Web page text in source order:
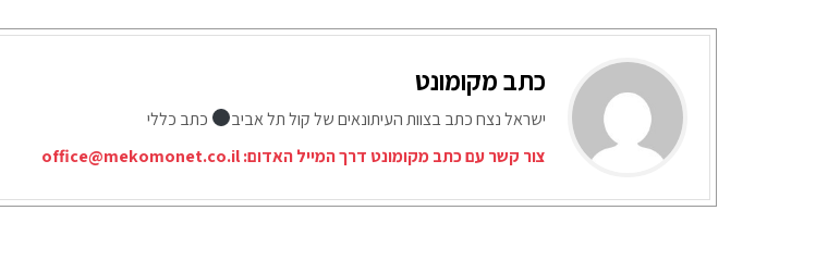
כתב מקומונט
ישראל נצח כתב בצוות העיתונאים של קול תל אביב
כתב כללי
צור קשר עם כתב מקומונט דרך המייל האדום:office@mekomonet.co.il